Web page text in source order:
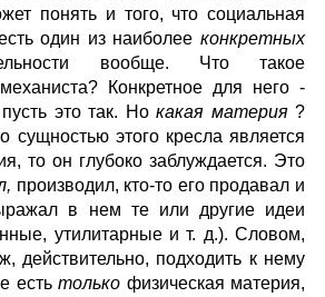
понять и того, что социальная
один из наиболее конкретных
вообще. Что такое
Конкретное для него -
это так. Но какая материя ?
сущностью этого кресла является
то он глубоко заблуждается. Это
производил, кто-то его продавал и
в нем те или другие идеи
утилитарные и т. д.). Словом,
действительно, подходить к нему
есть только физическая материя,